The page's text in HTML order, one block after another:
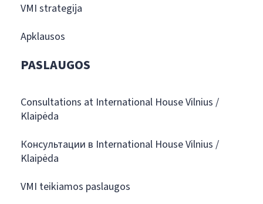
VMI strategija
Apklausos
PASLAUGOS
Consultations at International House Vilnius /
Klaipėda
Консультации в International House Vilnius /
Klaipėda
VMI teikiamos paslaugos